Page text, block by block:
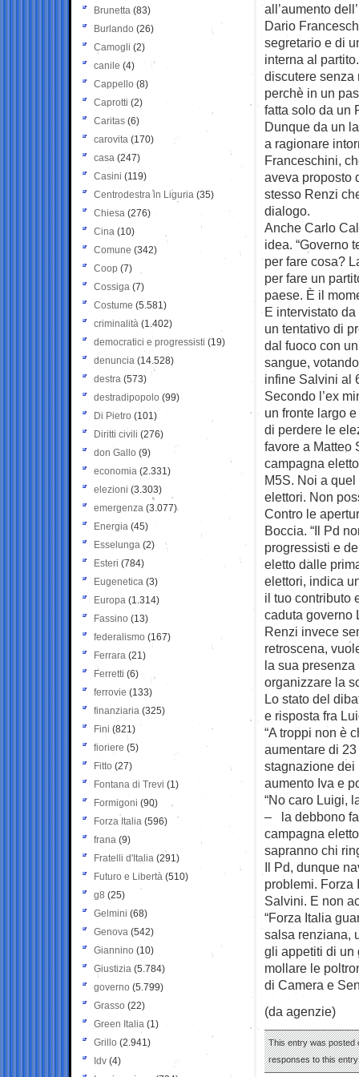
all’aumento
Dario
segretario e di
interna al
discutere senza
perchè in un
fatta solo da un
Dunque da un
a ragionare
Franceschini,
aveva proposto
stesso Renzi
dialogo.
Anche Carlo
idea. “Governo
per fare cosa?
per fare un
paese. È il
E intervistato
un tentativo di
dal fuoco con
sangue,
infine Salvini al
Secondo l’ex
un fronte largo
di perdere le
favore a Matteo
campagna
M5S. Noi a
elettori. Non
Contro le
Boccia. “Il Pd
progressisti e
eletto dalle
elettori, indica
il tuo contributo
caduta governo
Renzi invece
retroscena,
la sua
organizzare la
Lo stato del
e risposta fra
“A troppi non è
aumentare di
stagnazione dei
aumento Iva e
“No caro Luigi,
– la debbono
campagna
sapranno chi
Il Pd, dunque
problemi. Forza
Salvini. E non
“Forza Italia
salsa renziana,
gli appetiti di un
mollare le
di Camera e
(da agenzie)
This entry was posted
responses to this
Brunetta (83)
Burlando (26)
Camogli (2)
canile (4)
Cappello (8)
Caprotti (2)
Caritas (6)
carovita (170)
casa (247)
Casini (119)
Centrodestra in Liguria (35)
Chiesa (276)
Cina (10)
Comune (342)
Coop (7)
Cossiga (7)
Costume (5.581)
criminalità (1.402)
democratici e progressisti (19)
denuncia (14.528)
destra (573)
destradipopolo (99)
Di Pietro (101)
Diritti civili (276)
don Gallo (9)
economia (2.331)
elezioni (3.303)
emergenza (3.077)
Energia (45)
Esselunga (2)
Esteri (784)
Eugenetica (3)
Europa (1.314)
Fassino (13)
federalismo (167)
Ferrara (21)
Ferretti (6)
ferrovie (133)
finanziaria (325)
Fini (821)
fioriere (5)
Fitto (27)
Fontana di Trevi (1)
Formigoni (90)
Forza Italia (596)
frana (9)
Fratelli d'Italia (291)
Futuro e Libertà (510)
g8 (25)
Gelmini (68)
Genova (542)
Giannino (10)
Giustizia (5.784)
governo (5.799)
Grasso (22)
Green Italia (1)
Grillo (2.941)
Idv (4)